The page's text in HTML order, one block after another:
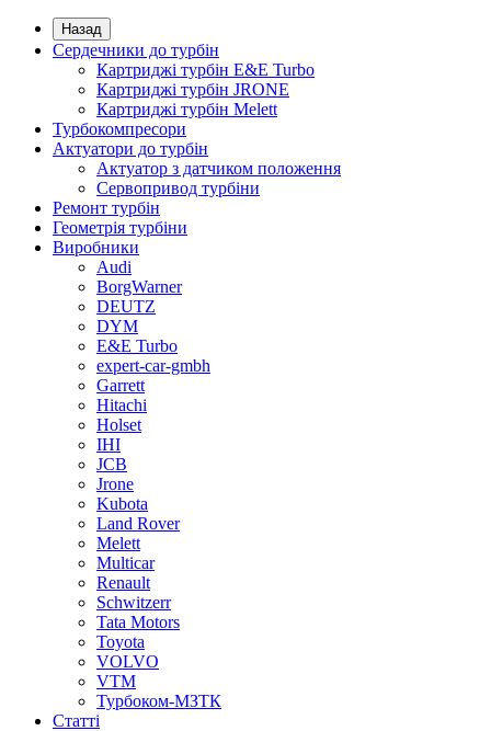
Назад
Сердечники до турбін
Картриджі турбін E&E Turbo
Картриджі турбін JRONE
Картриджі турбін Melett
Турбокомпресори
Актуатори до турбін
Актуатор з датчиком положення
Сервопривод турбіни
Ремонт турбін
Геометрія турбіни
Виробники
Audi
BorgWarner
DEUTZ
DYM
E&E Turbo
expert-car-gmbh
Garrett
Hitachi
Holset
IHI
JCB
Jrone
Kubota
Land Rover
Melett
Multicar
Renault
Schwitzerr
Tata Motors
Toyota
VOLVO
VTM
Турбоком-МЗТК
Статті